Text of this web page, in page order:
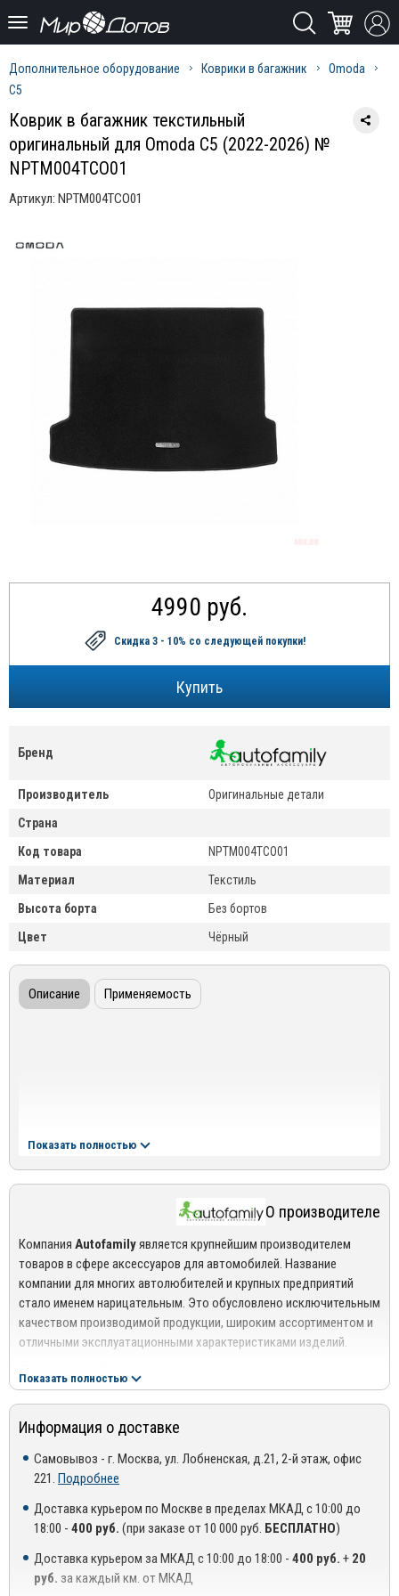
Дополнительное оборудование Коврики в багажник
Omoda
C5
Коврик в багажник текстильный
оригинальный для Omoda C5 (2022-2026) №
NPTM004TCO01
Артикул: NPTM004TCO01
4990 руб.
Скидка 3 - 10% со следующей покупки!
Бренд
Производитель
Оригинальные детали
Страна
Код товара
NPTM004TCO01
Материал
Текстиль
Высота борта
Без бортов
Цвет
Чёрный
Описание Применяемость
Показать полностью
О производителе
Компания Autofamilyявляется крупнейшим производителем
товаров в сфере аксессуаров для автомобилей. Название
компании для многих автолюбителей и крупных предприятий
стало именем нарицательным. Это обусловлено исключительным
качеством производимой продукции, широким ассортиментом и
отличными эксплуатационными характеристиками изделий.
Являясь разработчиком и первопроходцем в своем направлении,
компания постоянно стремится повысить качество своей
продукции и уровень обслуживания. Результатом кропотливой
работы выступает функциональность предлагаемых
аксессуаров – они эффективно защищают авто от негативного
воздействия факторов окружающей среды, способствуют
сокращению затрат на техобслуживание и увеличению срока
службы самого автомобиля.
Ассортимент компанииAutofamily представлен следующими
товарными позициями:
Брызговики;
Показать полностью
Информация о доставке
Самовывоз - г. Москва, ул. Лобненская, д.21, 2-й этаж, офис
221. Подробнее
Доставка курьером по Москве в пределах МКАД с 10:00 до
18:00 - 400 руб. (при заказе от 10 000 руб. БЕСПЛАТНО)
Доставка курьером за МКАД с 10:00 до 18:00 - 400 руб. + 20
руб. за каждый км. от МКАД